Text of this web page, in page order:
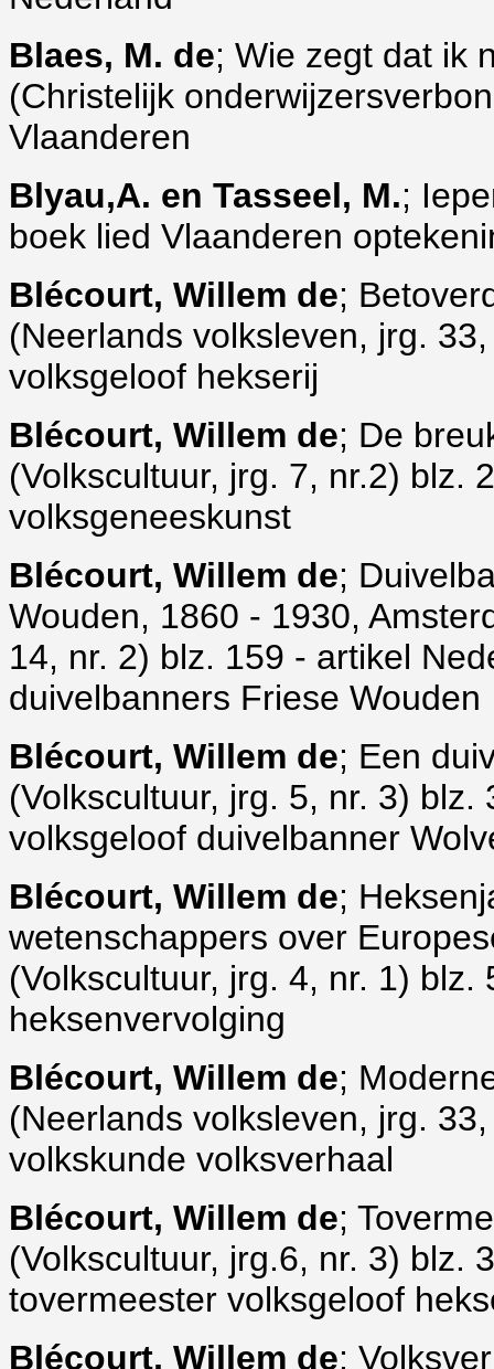
Blaes, M. de; Wie zegt dat ik
(Christelijk
Vlaanderen
Blyau,A. en Tasseel, M.;
boek lied Vlaanderen
Blécourt, Willem de;
(Neerlands volksleven, jrg.
volksgeloof hekserij
Blécourt, Willem de; De
(Volkscultuur, jrg. 7, nr.2) blz.
volksgeneeskunst
Blécourt, Willem de;
Wouden, 1860 - 1930,
14, nr. 2) blz. 159 - artikel
duivelbanners Friese Wouden
Blécourt, Willem de; Een
(Volkscultuur, jrg. 5, nr. 3)
volksgeloof duivelbanner
Blécourt, Willem de;
wetenschappers over
(Volkscultuur, jrg. 4, nr. 1)
heksenvervolging
Blécourt, Willem de;
(Neerlands volksleven, jrg.
volkskunde volksverhaal
Blécourt, Willem de;
(Volkscultuur, jrg.6, nr. 3) blz.
tovermeester volksgeloof
Blécourt, Willem de;